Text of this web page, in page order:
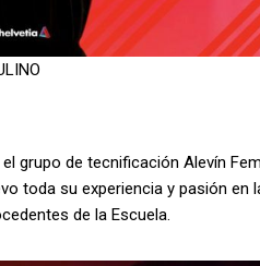
grupo de tecnificación Alevín
toda su experiencia y pasión
de la Escuela.